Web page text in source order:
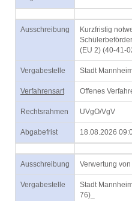
Ausschreibung
Kurzfristig
(EU 2) (40-41-
Vergabestelle Stadt Mannheim
Verfahrensart Offenes
Rechtsrahmen UVgO/VgV
Abgabefrist 18.08.2026
Ausschreibung Verwertung
Vergabestelle
Stadt
76)_